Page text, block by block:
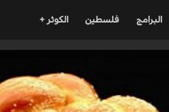
البرامج فلسطين الكوثر +